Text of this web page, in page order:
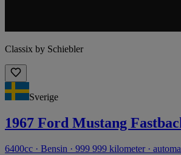
Classix by Schiebler
Sverige
1967 Ford Mustang
6400cc · Bensin · 999 999 kilometer ·